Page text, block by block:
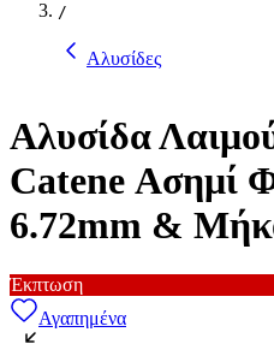
/
Αλυσίδες
Αλυσίδα
Catene Ασημί
6.72mm &
Έκπτωση
Αγαπημένα